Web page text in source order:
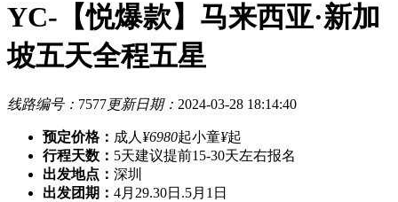
YC-【悦爆款】马来西亚·新加
坡五天全程五星
线路编号： 7577更新日期： 2024-03-28 18:14:40
预定价格： 成人 ¥6980起小童¥起
行程天数： 5天建议提前15-30天左右报名
出发地点： 深圳
出发团期： 4月29.30日.5月1日